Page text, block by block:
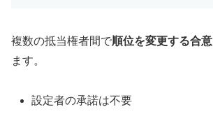
複数の抵当権者間で順位を変更する合意
ます。
設定者の承諾は不要